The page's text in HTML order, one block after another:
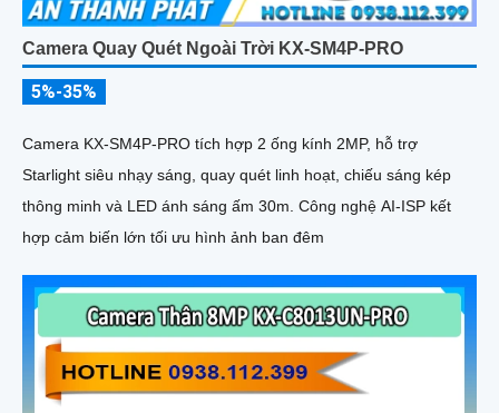
Camera Quay Quét Ngoài Trời KX-SM4P-PRO
5%-35%
Camera KX-SM4P-PRO tích hợp 2 ống kính 2MP, hỗ trợ
Starlight siêu nhạy sáng, quay quét linh hoạt, chiếu sáng kép
thông minh và LED ánh sáng ấm 30m. Công nghệ AI-ISP kết
hợp cảm biến lớn tối ưu hình ảnh ban đêm